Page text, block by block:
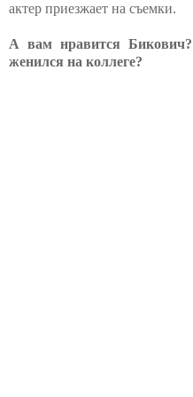
актер приезжает на съемки.
А вам нравится
женился на коллеге?